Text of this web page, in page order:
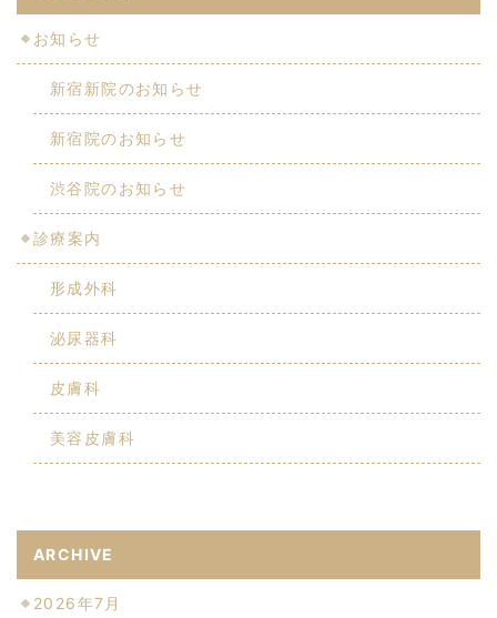
お知らせ
新宿新院のお知らせ
新宿院のお知らせ
渋谷院のお知らせ
診療案内
形成外科
泌尿器科
皮膚科
美容皮膚科
ARCHIVE
2026年7月